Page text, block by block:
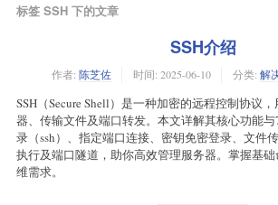
标签 SSH 下的文章
SSH介绍
作者: 陈芝佐 时间: 2025-06-10 分类: 解
SSH（Secure Shell）是一种加密的远程控制协议
器、传输文件及端口转发。本文详解其核心功能
录（ssh）、指定端口连接、密钥免密登录、文件
执行及端口隧道，助你高效管理服务器。掌握基
维需求。